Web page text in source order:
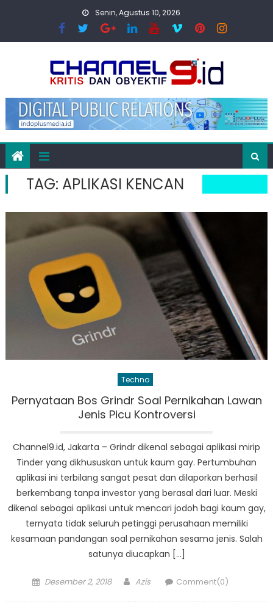
Senin, Agustus 10, 2026
TAG: APLIKASI KENCAN
Techno
Pernyataan Bos Grindr Soal Pernikahan Lawan
Jenis Picu Kontroversi
Channel9.id, Jakarta – Grindr dikenal sebagai aplikasi mirip
Tinder yang dikhususkan untuk kaum gay. Pertumbuhan
aplikasi ini terbilang sangat pesat dan dilaporkan berhasil
berkembang tanpa investor yang berasal dari luar. Meski
dikenal sebagai aplikasi untuk mencari jodoh bagi kaum gay,
ternyata tidak seluruh petinggi perusahaan memiliki
kesamaan pandangan soal pernikahan sesama jenis. Salah
satunya diucapkan […]
Posted
Desember 2, 2018 Author
Azis Comment(0)